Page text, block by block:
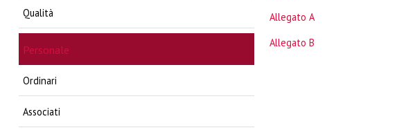
Allegato A
Allegato B
Qualità
Personale
Ordinari
Associati